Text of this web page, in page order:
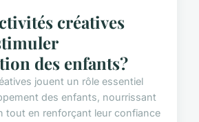
créatives
des enfants?
jouent un rôle essentiel
des enfants, nourrissant
tout en renforçant leur confiance